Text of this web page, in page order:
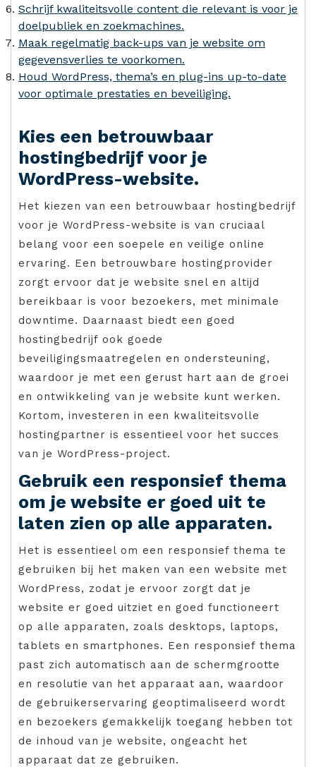
Schrijf kwaliteitsvolle content die relevant is voor je
doelpubliek en zoekmachines.
Maak regelmatig back-ups van je website om
gegevensverlies te voorkomen.
Houd WordPress, thema’s en plug-ins up-to-date
voor optimale prestaties en beveiliging.
Kies een betrouwbaar
hostingbedrijf voor je
WordPress-website.
Het kiezen van een betrouwbaar hostingbedrijf
voor je WordPress-website is van cruciaal
belang voor een soepele en veilige online
ervaring. Een betrouwbare hostingprovider
zorgt ervoor dat je website snel en altijd
bereikbaar is voor bezoekers, met minimale
downtime. Daarnaast biedt een goed
hostingbedrijf ook goede
beveiligingsmaatregelen en ondersteuning,
waardoor je met een gerust hart aan de groei
en ontwikkeling van je website kunt werken.
Kortom, investeren in een kwaliteitsvolle
hostingpartner is essentieel voor het succes
van je WordPress-project.
Gebruik een responsief thema
om je website er goed uit te
laten zien op alle apparaten.
Het is essentieel om een responsief thema te
gebruiken bij het maken van een website met
WordPress, zodat je ervoor zorgt dat je
website er goed uitziet en goed functioneert
op alle apparaten, zoals desktops, laptops,
tablets en smartphones. Een responsief thema
past zich automatisch aan de schermgrootte
en resolutie van het apparaat aan, waardoor
de gebruikerservaring geoptimaliseerd wordt
en bezoekers gemakkelijk toegang hebben tot
de inhoud van je website, ongeacht het
apparaat dat ze gebruiken.